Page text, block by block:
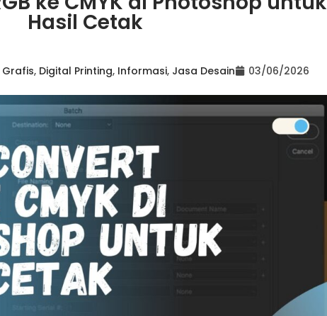
Hasil Cetak
Grafis, Digital Printing, Informasi, Jasa Desain 03/06/2026